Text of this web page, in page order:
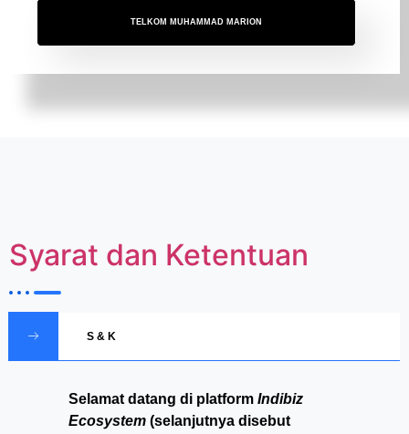
TELKOM MUHAMMAD MARION
Syarat dan Ketentuan
S & K
Selamat datang di platform Indibiz
Ecosystem (selanjutnya disebut